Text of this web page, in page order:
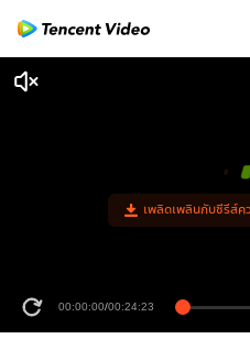
เพลิดเพลินกับซีรีส์ค
00:00:00/00:24:23